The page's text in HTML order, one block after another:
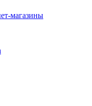
магазины